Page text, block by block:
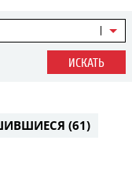
ИСКАТЬ
(61)